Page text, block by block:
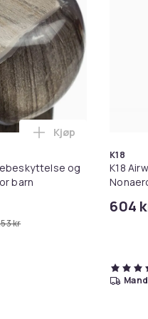
og
barn
kr
Legg 10x
Kjøp
K18
K18
604